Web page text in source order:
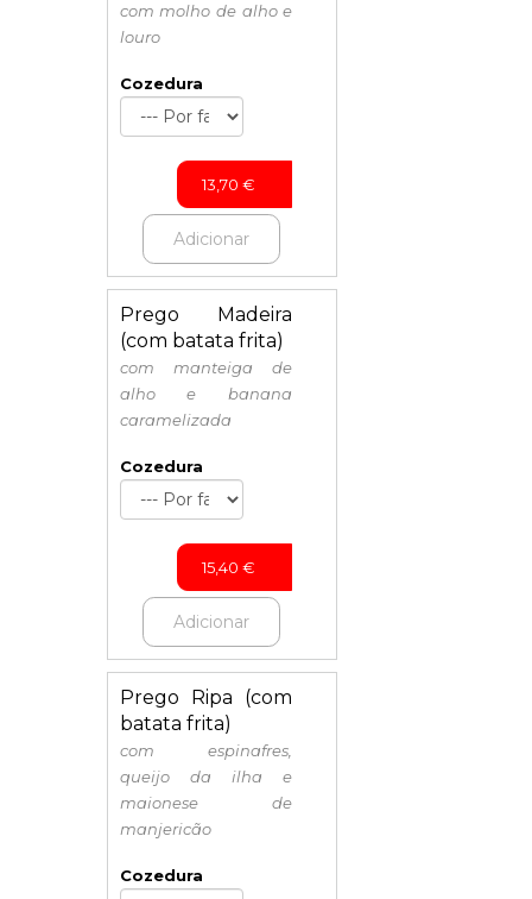
com molho de alho e
louro
Cozedura
13,70 €
Adicionar
Prego Madeira
(com batata frita)
com manteiga de
alho e banana
caramelizada
Cozedura
15,40 €
Adicionar
Prego Ripa (com
batata frita)
com espinafres,
queijo da ilha e
maionese de
manjericão
Cozedura